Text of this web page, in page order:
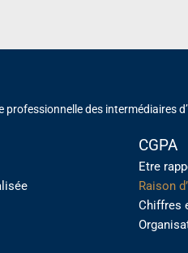
professionnelle des intermédiaires
CGPA
Etre
Raison
Chiffres